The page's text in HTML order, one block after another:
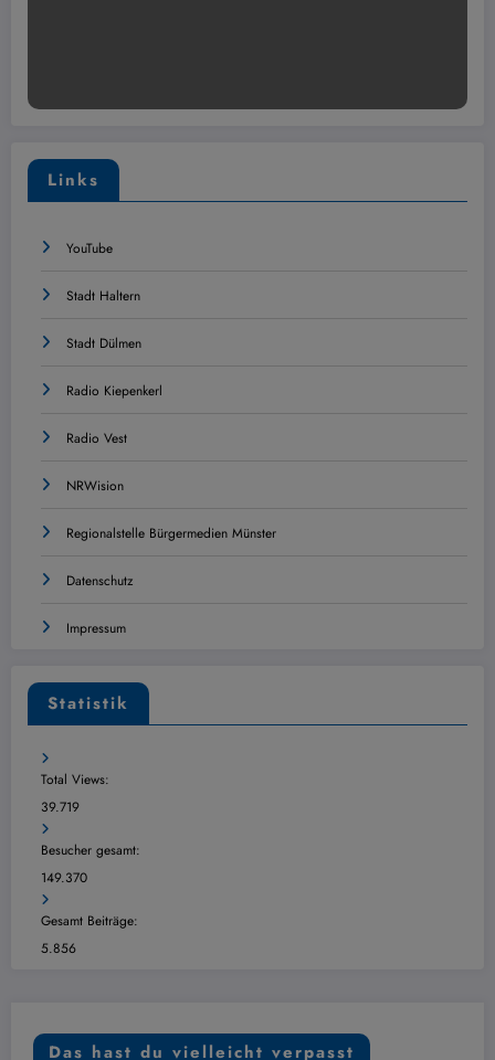
Links
YouTube
Stadt Haltern
Stadt Dülmen
Radio Kiepenkerl
Radio Vest
NRWision
Regionalstelle Bürgermedien Münster
Datenschutz
Impressum
Statistik
Total Views:
39.719
Besucher gesamt:
149.370
Gesamt Beiträge:
5.856
Das hast du vielleicht verpasst